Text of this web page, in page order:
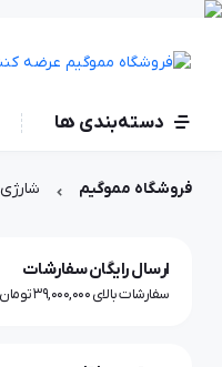
دسته‌بندی ها
فروشگاه مموگیم شارژی
ارسال رایگان سفارشات
سفارشات بالای 39,000,000 تومان